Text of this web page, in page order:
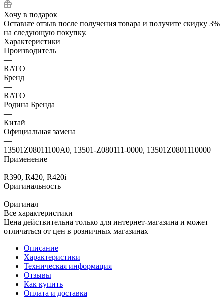
Хочу в подарок
Оставьте отзыв после получения товара и получите скидку 3%
на следующую покупку.
Характеристики
Производитель
—
RATO
Бренд
—
RATO
Родина Бренда
—
Китай
Официальная замена
—
13501Z08011100A0, 13501-Z080111-0000, 13501Z0801110000
Применение
—
R390, R420, R420i
Оригинальность
—
Оригинал
Все характеристики
Цена действительна только для интернет-магазина и может
отличаться от цен в розничных магазинах
Описание
Характеристики
Техническая информация
Отзывы
Как купить
Оплата и доставка